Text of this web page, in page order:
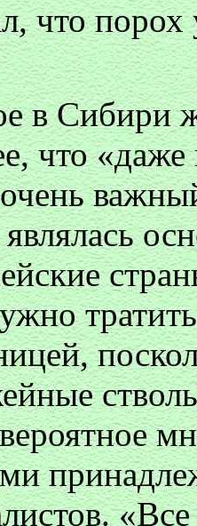
что
в Сибири
что
являлась